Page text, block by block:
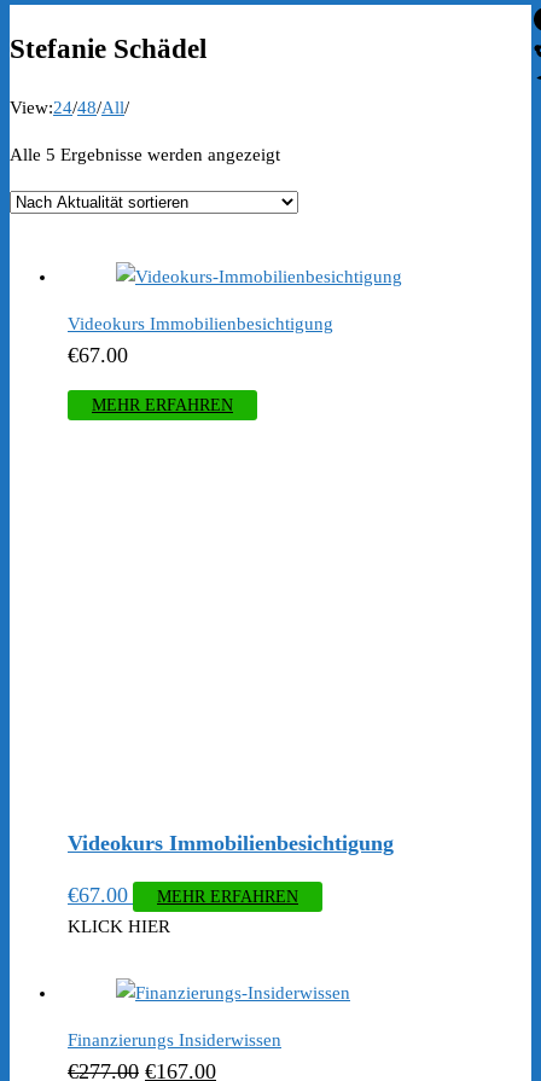
Stefanie Schädel
View:24/48/All/
Alle 5 Ergebnisse werden angezeigtNach
sortiert
Videokurs Immobilienbesichtigung
€67.00
MEHR ERFAHREN
Videokurs Immobilienbesichtigung
€67.00 MEHR ERFAHREN
KLICK HIER
Finanzierungs Insiderwissen
€277.00 Ursprünglicher
€167.00Aktueller